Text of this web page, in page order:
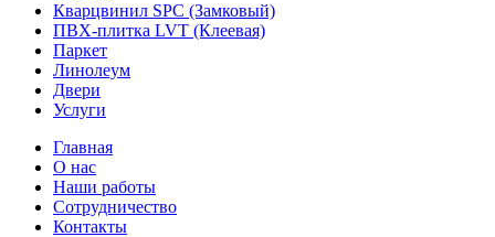
Кварцвинил SPC (Замковый)
ПВХ-плитка LVT (Клеевая)
Паркет
Линолеум
Двери
Услуги
Главная
О нас
Наши работы
Сотрудничество
Контакты